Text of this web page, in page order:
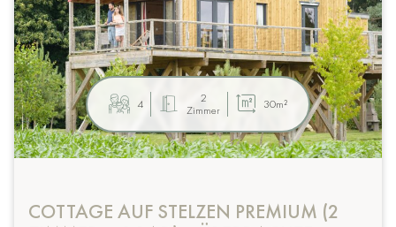
4
2
Zimmer
30m²
COTTAGE AUF STELZEN PREMIUM (2